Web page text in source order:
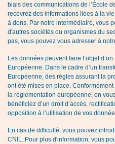
biais des communications de l’École
recevrez des informations liées à la
à dons. Par notre intermédiaire, vous
d'autres sociétés ou organismes du
pas, vous pouvez vous adresser à
Les données peuvent faire l’objet
Européenne. Dans le cadre d’un
Européenne, des règles assurant la
ont été mises en place.
la réglementation européenne, en
bénéficiez d’un droit d’accès,
opposition à l’utilisation de vos
En cas de difficulté, vous pouvez
CNIL. Pour plus d'information, vous